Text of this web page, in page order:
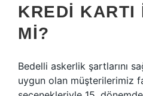
KREDI KARTI
MI?
Bedelli askerlik şartlarını
uygun olan müşterilerimiz